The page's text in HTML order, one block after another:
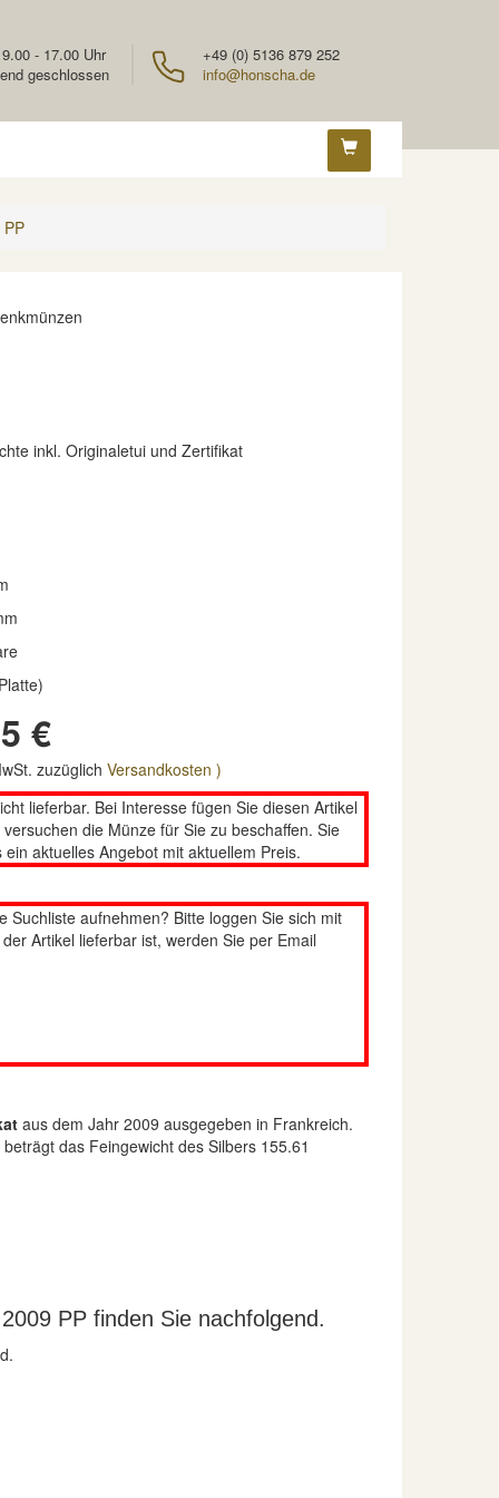
+49 (0) 5136 879 252
info@honscha.de
- 17.00 Uhr
geschlossen
inkl. Originaletui und Zertifikat
€
zuzüglich Versandkosten )
lieferbar. Bei Interesse fügen Sie diesen Artikel
die Münze für Sie zu beschaffen. Sie
aktuelles Angebot mit aktuellem Preis.
Suchliste aufnehmen? Bitte loggen Sie sich mit
Artikel lieferbar ist, werden Sie per Email
aus dem Jahr 2009 ausgegeben in Frankreich.
das Feingewicht des Silbers 155.61
PP finden Sie nachfolgend.